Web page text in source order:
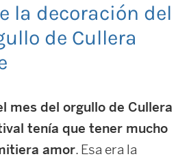
la decoración del
de Cullera
mes del orgullo de Cullera
tenía que tener mucho
amor. Esa era la